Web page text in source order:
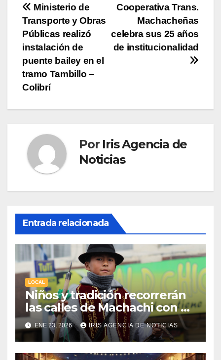
Navegación
de
entradas
Cooperativa Trans.
Machacheñas
celebra sus 25 años
de institucionalidad
Ministerio de
Transporte y Obras
Públicas realizó
instalación de
puente bailey en el
tramo Tambillo –
Colibrí
Por Iris Agencia de
Noticias
Entrada relacionada
LOCAL
Niños y tradición recorrerán
las calles de Machachi con el
Desfile del Chagra Guagua
2026
ENE 23, 2026 IRIS AGENCIA DE NOTICIAS